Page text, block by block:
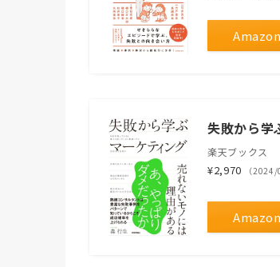
Amazon
失敗から学
楽天ブックス
¥2,970 （
Amazon